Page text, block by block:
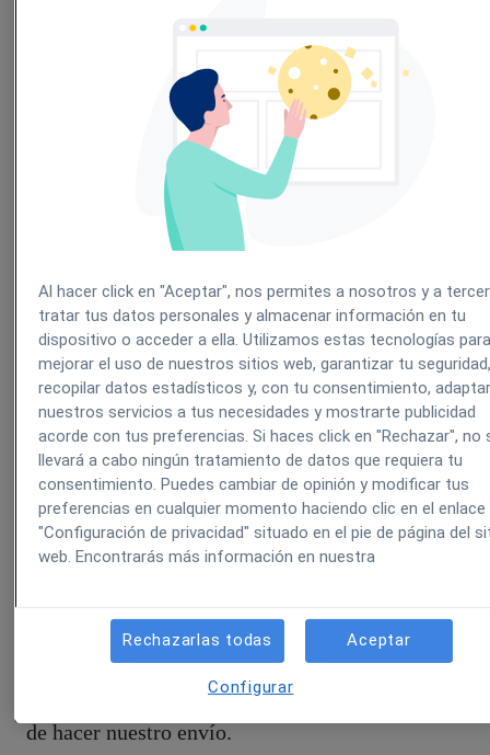
Tengan en cuenta que para los siguientes envíos que
indicamos a continuación solo podemos generar una
única plantilla que será editable:
Presupuestos
Facturas
Cita online
Telemedicina
Pago online
podremos generar tantas platillas como deseemos
haciendo clic en «NUEVA PLANTILLA» y
posteriormente escoger la que necesitemos a la hora
de hacer nuestro envío.
Al hacer click en "Aceptar", nos permites a nosotros y a
tratar tus datos personales y almacenar información en tu
dispositivo o acceder a ella. Utilizamos estas tecnologías para
mejorar el uso de nuestros sitios web, garantizar tu seguridad,
recopilar datos estadísticos y, con tu consentimiento, adaptar
nuestros servicios a tus necesidades y mostrarte publicidad
acorde con tus preferencias. Si haces click en "Rechazar", no
llevará a cabo ningún tratamiento de datos que requiera tu
consentimiento. Puedes cambiar de opinión y modificar tus
preferencias en cualquier momento haciendo clic en el enlace
"Configuración de privacidad" situado en el pie de página del
web. Encontrarás más información en nuestra
Rechazarlas todas Aceptar
Configurar